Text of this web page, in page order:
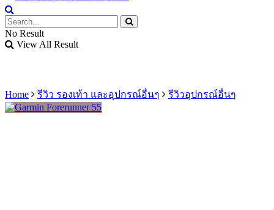
No Result
View All Result
Home รีวิว รองเท้า และอุปกรณ์อื่นๆ รีวิวอุปกรณ์อื่นๆ